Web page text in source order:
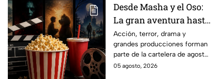
Desde Masha y el Oso:
La gran aventura hasta
El Final de la Calle Oak
con Anne Hathaway.
Esta es la lista
completa de los
Acción, terror, drama y
grandes producciones forman
parte de la cartelera de agosto
en México.
05 agosto, 2026